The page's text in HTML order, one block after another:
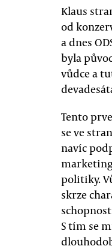
Klaus
od
a dnes
byla
vůdce a
Tento
se ve
navíc
politiky.
skrze
S tím se